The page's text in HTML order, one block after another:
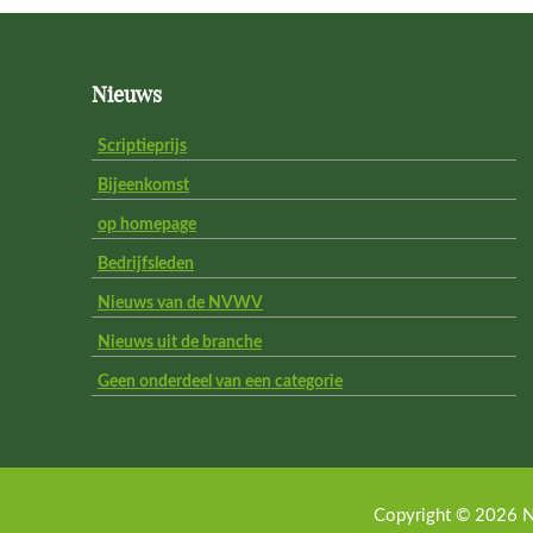
Nieuws
Scriptieprijs
Bijeenkomst
op homepage
Bedrijfsleden
Nieuws van de NVWV
Nieuws uit de branche
Geen onderdeel van een categorie
Copyright © 2026